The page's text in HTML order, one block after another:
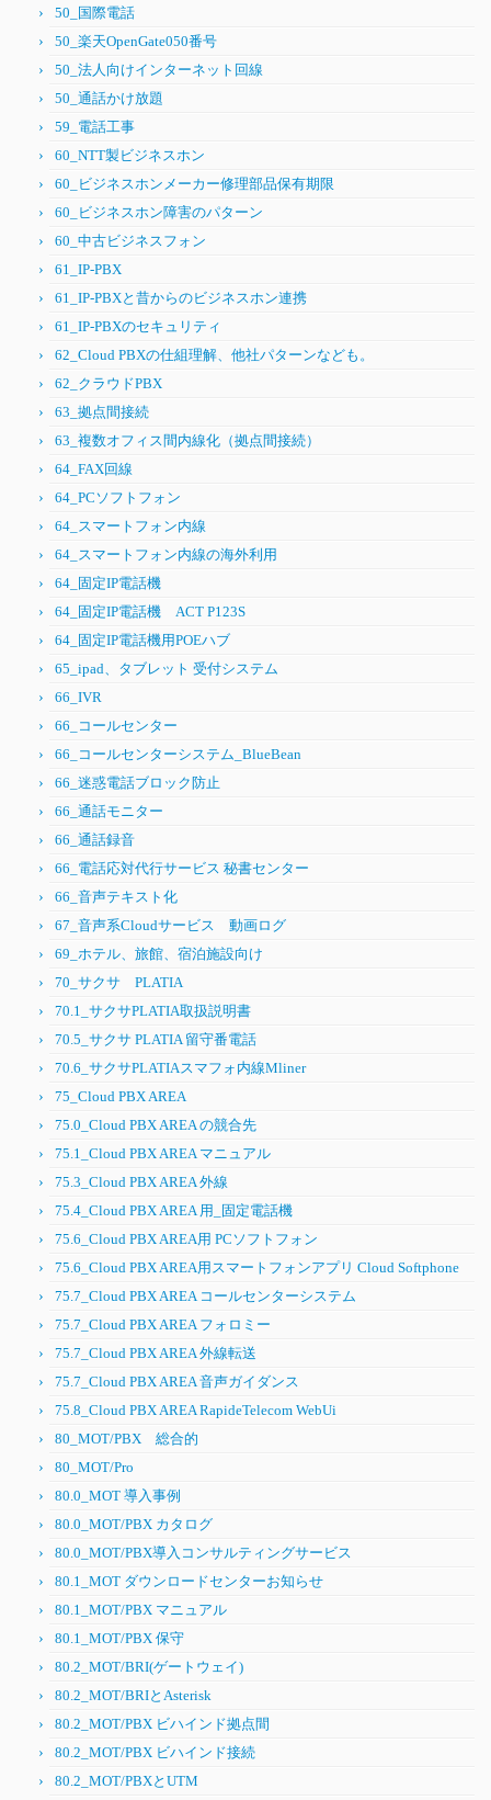
50_国際電話
50_楽天OpenGate050番号
50_法人向けインターネット回線
50_通話かけ放題
59_電話工事
60_NTT製ビジネスホン
60_ビジネスホンメーカー修理部品保有期限
60_ビジネスホン障害のパターン
60_中古ビジネスフォン
61_IP-PBX
61_IP-PBXと昔からのビジネスホン連携
61_IP-PBXのセキュリティ
62_Cloud PBXの仕組理解、他社パターンなども。
62_クラウドPBX
63_拠点間接続
63_複数オフィス間内線化（拠点間接続）
64_FAX回線
64_PCソフトフォン
64_スマートフォン内線
64_スマートフォン内線の海外利用
64_固定IP電話機
64_固定IP電話機 ACT P123S
64_固定IP電話機用POEハブ
65_ipad、タブレット 受付システム
66_IVR
66_コールセンター
66_コールセンターシステム_BlueBean
66_迷惑電話ブロック防止
66_通話モニター
66_通話録音
66_電話応対代行サービス 秘書センター
66_音声テキスト化
67_音声系Cloudサービス 動画ログ
69_ホテル、旅館、宿泊施設向け
70_サクサ PLATIA
70.1_サクサPLATIA取扱説明書
70.5_サクサ PLATIA 留守番電話
70.6_サクサPLATIAスマフォ内線Mliner
75_Cloud PBX AREA
75.0_Cloud PBX AREA の競合先
75.1_Cloud PBX AREA マニュアル
75.3_Cloud PBX AREA 外線
75.4_Cloud PBX AREA 用_固定電話機
75.6_Cloud PBX AREA用 PCソフトフォン
75.6_Cloud PBX AREA用スマートフォンアプリ Cloud Softphone
75.7_Cloud PBX AREA コールセンターシステム
75.7_Cloud PBX AREA フォロミー
75.7_Cloud PBX AREA 外線転送
75.7_Cloud PBX AREA 音声ガイダンス
75.8_Cloud PBX AREA RapideTelecom WebUi
80_MOT/PBX 総合的
80_MOT/Pro
80.0_MOT 導入事例
80.0_MOT/PBX カタログ
80.0_MOT/PBX導入コンサルティングサービス
80.1_MOT ダウンロードセンターお知らせ
80.1_MOT/PBX マニュアル
80.1_MOT/PBX 保守
80.2_MOT/BRI(ゲートウェイ)
80.2_MOT/BRIとAsterisk
80.2_MOT/PBX ビハインド拠点間
80.2_MOT/PBX ビハインド接続
80.2_MOT/PBXとUTM